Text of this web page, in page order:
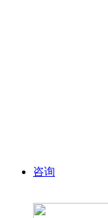
咨询